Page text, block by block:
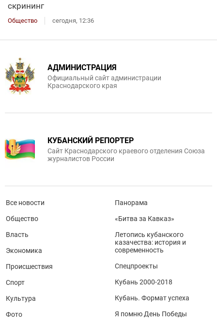
скрининг
Общество сегодня, 12:36
АДМИНИСТРАЦИЯ
Официальный сайт администрации
Краснодарского края
КУБАНСКИЙ РЕПОРТЕР
Сайт Краснодарского краевого отделения Союза
журналистов России
Все новости
Общество
Власть
Экономика
Происшествия
Спорт
Культура
Фото
Панорама
«Битва за Кавказ»
Летопись кубанского
казачества: история и
современность
Спецпроекты
Кубань 2000-2018
Кубань. Формат успеха
Я помню День Победы